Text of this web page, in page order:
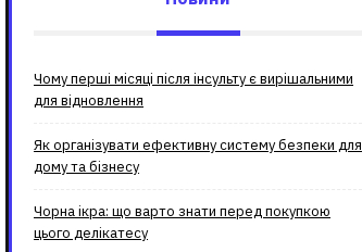
Чому перші місяці після інсульту є вирішальними
для відновлення
Як організувати ефективну систему безпеки для
дому та бізнесу
Чорна ікра: що варто знати перед покупкою
цього делікатесу